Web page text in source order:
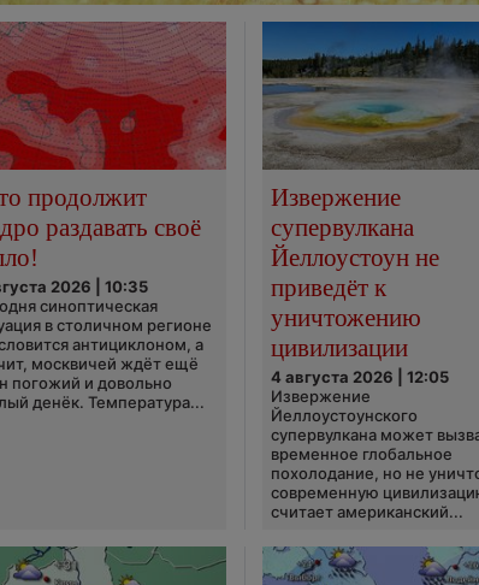
продолжит
раздавать своё
2026 | 10:35
синоптическая
в столичном регионе
антициклоном, а
москвичей ждёт ещё
погожий и довольно
денёк. Температура...
Извержение
супервулкана
Йеллоустоун не
приведёт к
уничтожению
цивилизации
4 августа 2026 | 12:05
Извержение
Йеллоустоунского
супервулкана может
временное глобальное
похолодание, но не
современную
считает американский...